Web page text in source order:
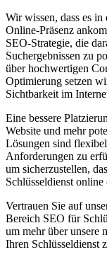
Wir wissen, dass es in
Online-Präsenz
SEO-Strategie, die
Suchergebnissen zu
über hochwertigen
Optimierung setzen
Sichtbarkeit im
Eine bessere
Website und mehr
Lösungen sind
Anforderungen zu
um sicherzustellen,
Schlüsseldienst
Vertrauen Sie auf
Bereich SEO für
um mehr über unsere
Ihren Schlüsseldienst